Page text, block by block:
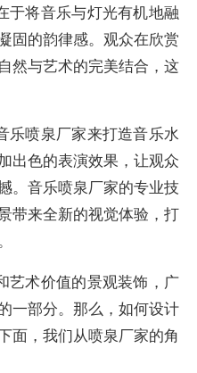
于将音乐与灯光有机地融
固的韵律感。观众在欣赏
然与艺术的完美结合，这
乐喷泉厂家来打造音乐水
出色的表演效果，让观众
。音乐喷泉厂家的专业技
带来全新的视觉体验，打
艺术价值的景观装饰，广
一部分。那么，如何设计
面，我们从喷泉厂家的角